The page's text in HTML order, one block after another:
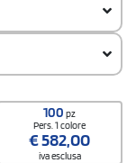
100pz
Pers. 1 colore
€582,00
iva esclusa